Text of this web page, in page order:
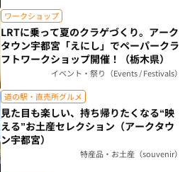
ワークショップ
LRTに乗って夏のクラゲづくり。アーク
タウン宇都宮「えにし」でペーパークラ
フトワークショップ開催！（栃木県）
イベント・祭り（Events / Festivals）
道の駅・直売所グルメ
見た目も楽しい、持ち帰りたくなる“映
える”お土産セレクション（アークタウ
ン宇都宮）
特産品・お土産（souvenir）